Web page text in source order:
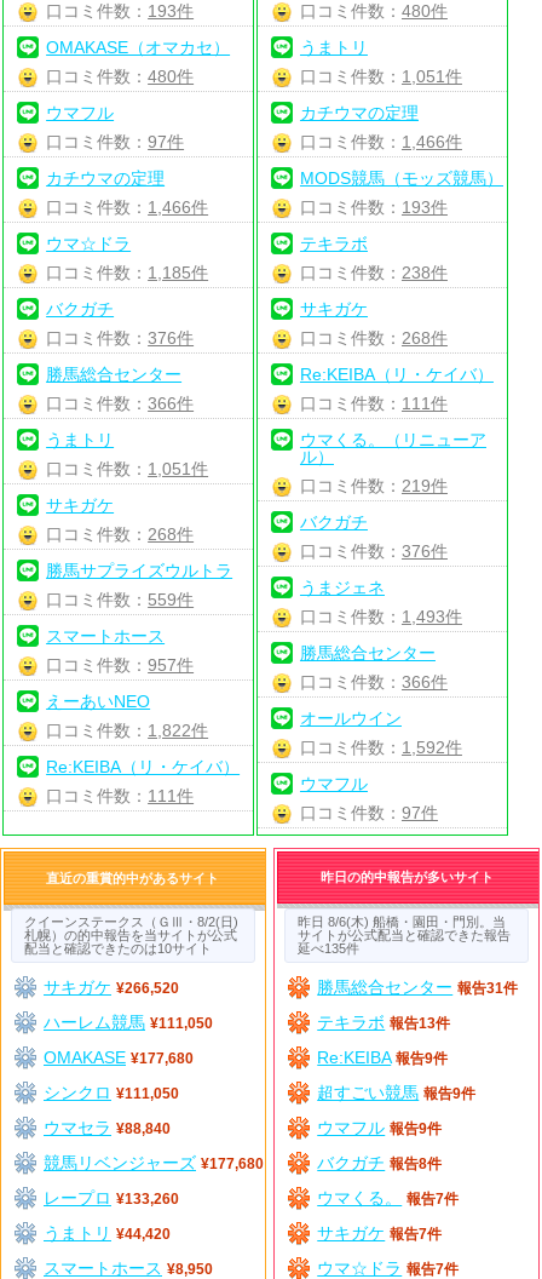
口コミ件数： 193件
OMAKASE（オマカセ）
口コミ件数：480件
ウマフル
口コミ件数：97件
カチウマの定理
口コミ件数： 1,466件
ウマ☆ドラ
口コミ件数： 1,185件
バクガチ
口コミ件数：376件
勝馬総合センター
口コミ件数：366件
うまトリ
口コミ件数： 1,051件
サキガケ
口コミ件数： 268件
勝馬サプライズウルトラ
口コミ件数： 559件
スマートホース
口コミ件数：957件
えーあいNEO
口コミ件数： 1,822件
Re:KEIBA（リ・ケイバ）
口コミ件数： 111件
口コミ件数： 480件
うまトリ
口コミ件数： 1,051件
カチウマの定理
口コミ件数： 1,466件
MODS競馬（モッズ競馬）
口コミ件数： 193件
テキラボ
口コミ件数： 238件
サキガケ
口コミ件数： 268件
Re:KEIBA（リ・ケイバ）
口コミ件数： 111件
ウマくる。（リニューア
ル）
口コミ件数： 219件
バクガチ
口コミ件数： 376件
うまジェネ
口コミ件数： 1,493件
勝馬総合センター
口コミ件数： 366件
オールウイン
口コミ件数： 1,592件
ウマフル
口コミ件数： 97件
直近の重賞的中があるサイト
クイーンステークス（ＧⅢ・8/2(日)
札幌）の的中報告を当サイトが公式
配当と確認できたのは10サイト
サキガケ ¥266,520
ハーレム競馬 ¥111,050
OMAKASE ¥177,680
シンクロ ¥111,050
ウマセラ ¥88,840
競馬リベンジャーズ ¥177,680
レープロ ¥133,260
うまトリ ¥44,420
スマートホース ¥8,950
昨日の的中報告が多いサイト
昨日 8/6(木) 船橋・園田・門別。当
サイトが公式配当と確認できた報告
延べ135件
勝馬総合センター 報告31件
テキラボ 報告13件
Re:KEIBA 報告9件
超すごい競馬 報告9件
ウマフル 報告9件
バクガチ 報告8件
ウマくる。 報告7件
サキガケ 報告7件
ウマ☆ドラ 報告7件